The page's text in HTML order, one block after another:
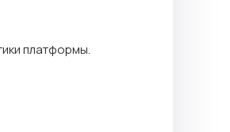
платформы.